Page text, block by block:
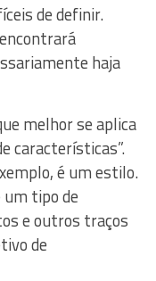
de definir.
haja
melhor se aplica
características”.
é um estilo.
tipo de
e outros traços
de